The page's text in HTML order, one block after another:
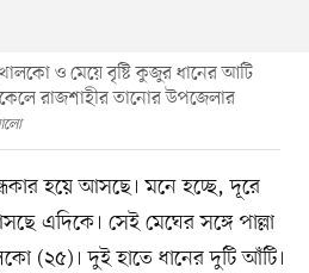
ও মেয়ে বৃষ্টি কুজুর ধানের আটি
রাজশাহীর তানোর উপজেলার
হয়ে আসছে। মনে হচ্ছে, দূরে
এদিকে। সেই মেঘের সঙ্গে পাল্লা
(২৫)। দুই হাতে ধানের দুটি আঁটি।